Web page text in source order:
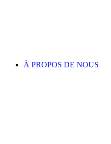
À PROPOS DE NOUS